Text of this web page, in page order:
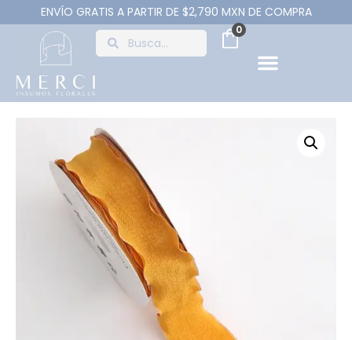
ENVÍO GRATIS A PARTIR DE $2,790 MXN DE COMPRA
0